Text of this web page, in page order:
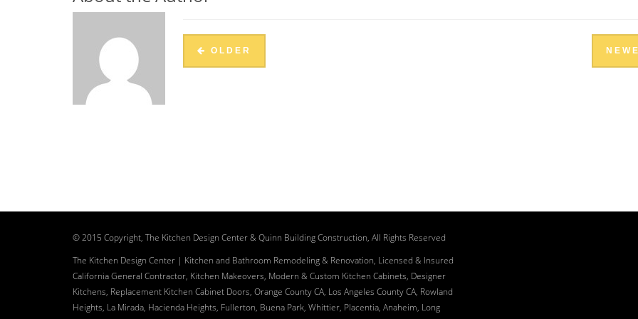
OLDER
© 2015 Copyright, The Kitchen Design Center & Quinn Building Construction, All Rights Reserved
The Kitchen Design Center | Kitchen and Bathroom Remodeling & Renovation, Licensed & Insured
California General Contractor, Kitchen Makeovers, Modern & Custom Kitchen Cabinets, Designer
Kitchens, Replacement Kitchen Cabinet Doors, Orange County CA, Los Angeles County CA, Rowland
Heights, La Mirada, Hacienda Heights, Fullerton, Buena Park, Whittier, Placentia, Anaheim, Long